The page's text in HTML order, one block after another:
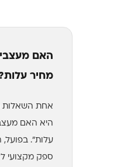
האם
מחיר
אחת השאלות
היא האם
עלות".
ספק מקצועי